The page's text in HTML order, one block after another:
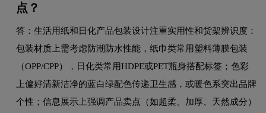
点？
答：生活用纸和日化产品包装设计注重实用性和货架辨识度：
包装材质上需考虑防潮防水性能，纸巾类常用塑料薄膜包装
（OPP/CPP），日化类常用HDPE或PET瓶身搭配标签；色彩
上偏好清新洁净的蓝白绿配色传递卫生感，或暖色系突出品牌
个性；信息展示上强调产品卖点（如超柔、加厚、天然成分）